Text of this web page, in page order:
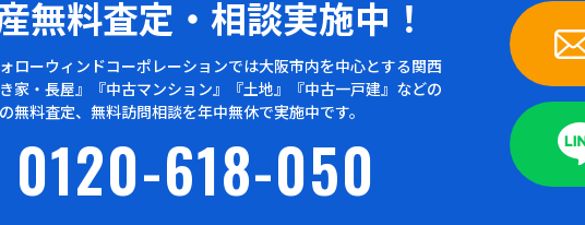
無料査定・ 相談実施中！
ローウィンドコーポレーションでは大阪市内を中心とする関西
家・長屋』『中古マンション』『土地』『中古一戸建』などの
無料査定、無料訪問相談を年中無休で実施中です。
0120-618-050